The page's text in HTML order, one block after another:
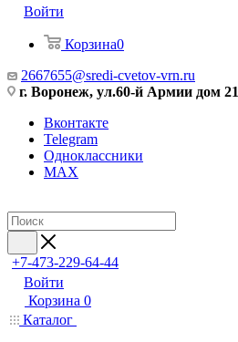
Войти
Корзина0
2667655@sredi-cvetov-vrn.ru
г. Воронеж, ул.60-й Армии дом 21
Вконтакте
Telegram
Одноклассники
MAX
+7-473-229-64-44
Войти
Корзина 0
Каталог